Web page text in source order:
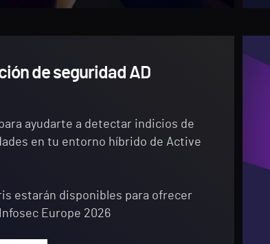
de seguridad AD
ayudarte a detectar indicios de
en tu entorno híbrido de Active
estarán disponibles para ofrecer
Europe 2026